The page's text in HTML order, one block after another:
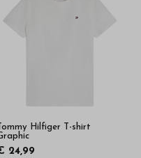
Tommy Hilfiger T-shirt
24,99